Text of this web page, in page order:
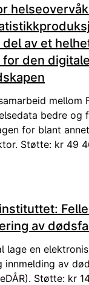
av et
den digitale
mellom
bedre og
for blant
Støtte: kr 49
av
lage en
innmelding av
Støtte: kr